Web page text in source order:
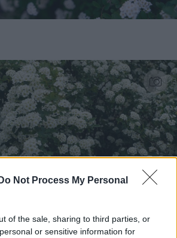
Do Not Process My Personal
of the sale, sharing to third parties, or
or sensitive information for